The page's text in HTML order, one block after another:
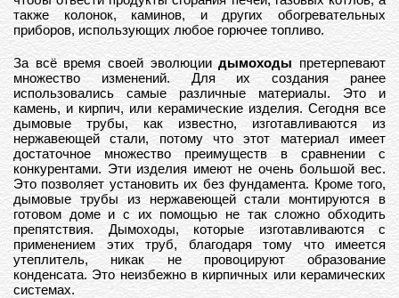
также колонок, каминов, и других обогревательных
приборов, использующих любое горючее топливо.
За всё время своей эволюциидымоходы претерпевают
множество изменений. Для их создания ранее
использовались самые различные материалы. Это и
камень, и кирпич, или керамические изделия. Сегодня все
дымовые трубы, как известно, изготавливаются из
нержавеющей стали, потому что этот материал имеет
достаточное множество преимуществ в сравнении с
конкурентами. Эти изделия имеют не очень большой вес.
Это позволяет установить их без фундамента. Кроме того,
дымовые трубы из нержавеющей стали монтируются в
готовом доме и с их помощью не так сложно обходить
препятствия. Дымоходы, которые изготавливаются с
применением этих труб, благодаря тому что имеется
утеплитель, никак не провоцируют образование
конденсата. Это неизбежно в кирпичных или керамических
системах.